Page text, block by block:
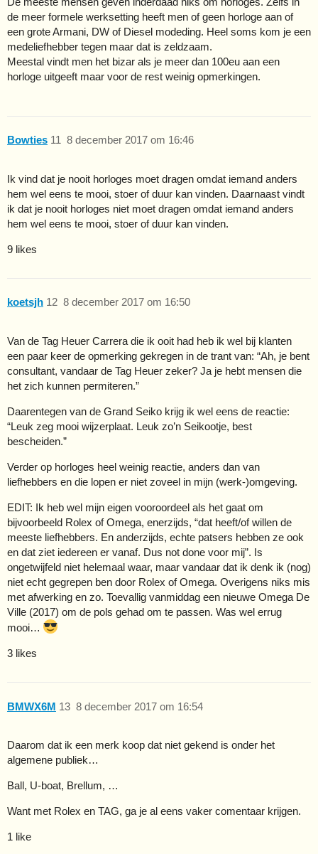
de meer formele werksetting heeft men of geen horloge aan of
een grote Armani, DW of Diesel modeding. Heel soms kom je een
medeliefhebber tegen maar dat is zeldzaam.
Meestal vindt men het bizar als je meer dan 100eu aan een
horloge uitgeeft maar voor de rest weinig opmerkingen.
Bowties 8 december 2017 om 16:46
11
Ik vind dat je nooit horloges moet dragen omdat iemand anders
hem wel eens te mooi, stoer of duur kan vinden. Daarnaast vindt
ik dat je nooit horloges niet moet dragen omdat iemand anders
hem wel eens te mooi, stoer of duur kan vinden.
9 likes
koetsjh 8 december 2017 om 16:50
12
Van de Tag Heuer Carrera die ik ooit had heb ik wel bij klanten
een paar keer de opmerking gekregen in de trant van: “Ah, je bent
consultant, vandaar de Tag Heuer zeker? Ja je hebt mensen die
het zich kunnen permiteren.”
Daarentegen van de Grand Seiko krijg ik wel eens de reactie:
“Leuk zeg mooi wijzerplaat. Leuk zo’n Seikootje, best
bescheiden.”
Verder op horloges heel weinig reactie, anders dan van
liefhebbers en die lopen er niet zoveel in mijn (werk-)omgeving.
EDIT: Ik heb wel mijn eigen vooroordeel als het gaat om
bijvoorbeeld Rolex of Omega, enerzijds, “dat heeft/of willen de
meeste liefhebbers. En anderzijds, echte patsers hebben ze ook
en dat ziet iedereen er vanaf. Dus not done voor mij”. Is
ongetwijfeld niet helemaal waar, maar vandaar dat ik denk ik (nog)
niet echt gegrepen ben door Rolex of Omega. Overigens niks mis
met afwerking en zo. Toevallig vanmiddag een nieuwe Omega De
Ville (2017) om de pols gehad om te passen. Was wel errug
mooi…
3 likes
BMWX6M 8 december 2017 om 16:54
13
Daarom dat ik een merk koop dat niet gekend is onder het
algemene publiek…
Ball, U-boat, Brellum, …
Want met Rolex en TAG, ga je al eens vaker comentaar krijgen.
1 like